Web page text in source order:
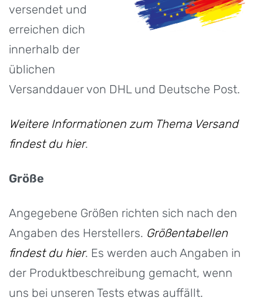
versendet und
erreichen dich
innerhalb der
üblichen
Versanddauer von DHL und Deutsche Post.
Weitere Informationen zum Thema Versand
findest du hier.
Größe
Angegebene Größen richten sich nach den
Angaben des Herstellers. Größentabellen
findest du hier. Es werden auch Angaben in
der Produktbeschreibung gemacht, wenn
uns bei unseren Tests etwas auffällt.